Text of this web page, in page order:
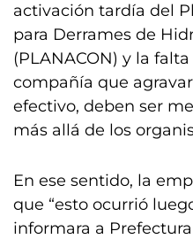
activación tardía del
para Derrames de
(PLANACON) y la
compañía que
efectivo, deben ser
más allá de los
En ese sentido, la
que “esto ocurrió
informara a